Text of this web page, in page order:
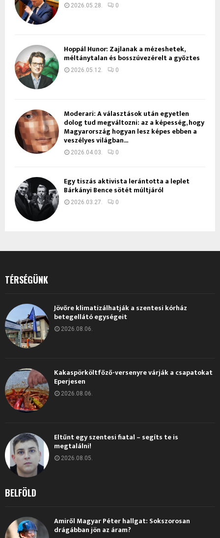
2026.05.28. 0
Hoppál Hunor: Zajlanak a mézeshetek,
méltánytalan és bosszúvezérelt a győztes
2026.05.12. 0
Moderari: A választások után egyetlen
dolog tud megváltozni: az a képesség, hogy
Magyarország hogyan lesz képes ebben a
veszélyes világban...
2026.04.03. 0
Egy tiszás aktivista lerántotta a leplet
Bárkányi Bence sötét múltjáról
2026.03.27. 0
TÉRSÉGÜNK
Jövőre klimatizálhatják a szentesi kórház
betegellátó egységeit
2026.08.06.
Kakaspörköltfőző-versenyre várják a csapatokat
Eperjesen
2026.08.06.
Eltűnt egy szentesi fiatal – segíts te is
megtalálni!
2026.08.05.
BELFÖLD
Amiről Magyar Péter hallgat: Sokszorosan
drágábban jön az áram?